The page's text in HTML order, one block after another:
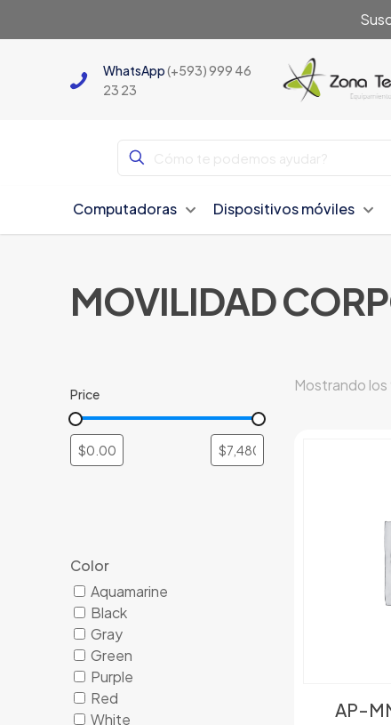
WhatsApp(+593) 999 46
23 23
Computadoras Dispositivos móviles
MOVILIDAD
Price
Color
Aquamarine
Black
Gray
Green
Purple
Red
White
Mostrando
AP-